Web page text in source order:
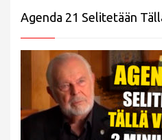
Agenda 21 Selitetään